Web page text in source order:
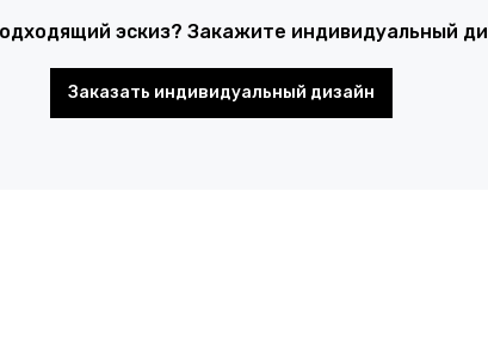
эскиз? Закажите индивидуальный
Заказать индивидуальный дизайн